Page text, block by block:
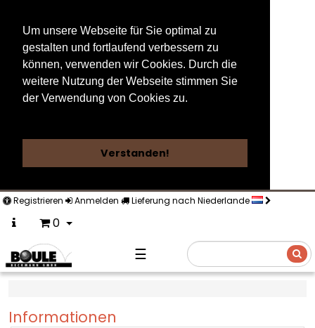
Um unsere Webseite für Sie optimal zu
gestalten und fortlaufend verbessern zu
können, verwenden wir Cookies. Durch die
weitere Nutzung der Webseite stimmen Sie
der Verwendung von Cookies zu.
Verstanden!
Registrieren Anmelden Lieferung nach Niederlande
0
☰
Informationen